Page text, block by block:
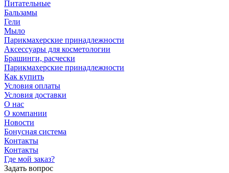
Питательные
Бальзамы
Гели
Мыло
Парикмахерские принадлежности
Аксессуары для косметологии
Брашинги, расчески
Парикмахерские принадлежности
Как купить
Условия оплаты
Условия доставки
О нас
О компании
Новости
Бонусная система
Контакты
Контакты
Где мой заказ?
Задать вопрос